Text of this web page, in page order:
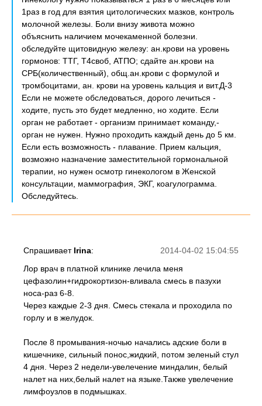
1раз в год для взятия цитологических мазков, контроль
молочной железы. Боли внизу живота можно
объяснить наличием мочекаменной болезни.
обследуйте щитовидную железу: ан.крови на уровень
гормонов: ТТГ, Т4своб, АТПО; сдайте ан.крови на
СРБ(количественный), общ.ан.крови с формулой и
тромбоцитами, ан. крови на уровень кальция и вит.Д-3
Если не можете обследоваться, дорого лечиться -
ходите, пусть это будет медленно, но ходите. Если
орган не работает - организм принимает команду,-
орган не нужен. Нужно проходить каждый день до 5 км.
Если есть возможность - плавание. Прием кальция,
возможно назначение заместительной гормональной
терапии, но нужен осмотр гинекологом в Женской
консультации, маммография, ЭКГ, коагулограмма.
Обследуйтесь.
2014-04-02 15:04:55
Спрашивает Irina:
Лор врач в платной клинике лечила меня
цефазолин+гидрокортизон-вливала смесь в пазухи
носа-раз 6-8.
Через каждые 2-3 дня. Смесь стекала и проходила по
горлу и в желудок.
После 8 промывания-ночью начались адские боли в
кишечнике, сильный понос,жидкий, потом зеленый стул
4 дня. Через 2 недели-увелечение миндалин, белый
налет на них,белый налет на языке.Также увелечение
лимфоузлов в подмышках.